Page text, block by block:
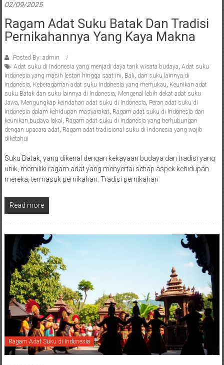
02/09/2025
Ragam Adat Suku Batak Dan Tradisi
Pernikahannya Yang Kaya Makna
Posted By: admin
Adat suku di Indonesia yang menjadi daya tarik wisata budaya, Adat suku
Indonesia yang masih lestari hingga saat ini, Bali, dan suku lainnya di
Indonesia, Keberagaman adat suku Indonesia yang memukau, Keunikan adat
suku Batak dan suku lainnya di Indonesia, Mengenal lebih dekat adat suku
Jawa, Mengungkap keindahan adat suku di Indonesia, Peran adat suku di
Indonesia dalam kehidupan masyarakat, Ragam adat suku di Indonesia dan
keunikan budaya lokal , Ragam adat suku di Indonesia yang berhubungan
dengan upacara adat, Ragam adat tradisional suku di Indonesia yang wajib
diketahui
Suku Batak, yang dikenal dengan kekayaan budaya dan tradisi yang
unik, memiliki ragam adat yang menyertai setiap aspek kehidupan
mereka, termasuk pernikahan. Tradisi pernikahan
Read more
Ragam Adat Suku di Indonesia